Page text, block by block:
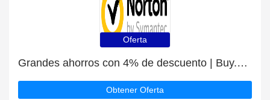
Oferta
Grandes ahorros con 4% de descuento | Buy.norton últimas ofertas
Obtener Oferta